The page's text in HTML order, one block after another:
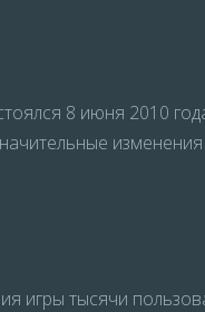
8 июня 2010
игры тысячи